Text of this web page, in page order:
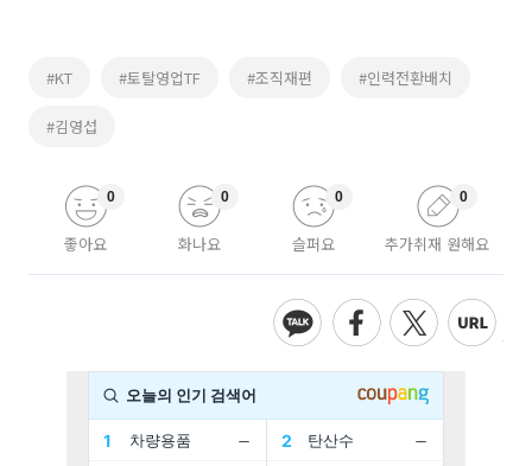
#KT #토탈영업TF #조직재편 #인력전환배치
#김영섭
좋아요
0
화나요
0
슬퍼요
0
추가취재 원해요
0